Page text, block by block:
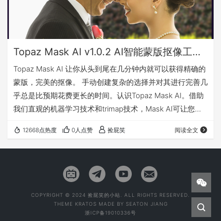
Topaz Mask AI v1.0.2 AI智能蒙版抠像工具+使用教程（Win&Mac）
Topaz Mask AI 让你从头到尾在几分钟内就可以获得精确的
蒙版，完美的抠像。 手动创建复杂的选择并对其进行完善几
乎总是比预期花费更长的时间。认识Topaz Mask AI。借助
我们直观的机器学习技术和trimap技术，Mask AI可让您在
作步骤即可获得极高质量的蒙版一直是摄影师的梦想，现在
您可以使用Mask AI来实现。 我们如何简化蒙版 与
量的蒙版。无需学习复杂的图标和工具。…
12668点热度 0人点赞 捡屁笑 阅读全文
COPYRIGHT © 2024 捡屁笑的小站. ALL RIGHTS RESERVED.
THEME KRATOS MADE BY SEATON JIANG
浙ICP备19010336号